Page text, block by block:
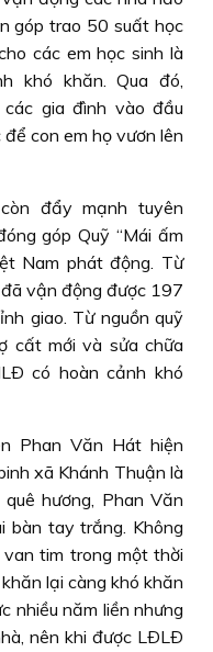
góp trao 50 suất học
các em học sinh là
khó khăn. Qua đó,
gia đình vào đầu
con em họ vươn lên
đẩy mạnh tuyên
góp Quỹ “Mái ấm
Nam phát động. Từ
vận động được 197
giao. Từ nguồn quỹ
cất mới và sửa chữa
có hoàn cảnh khó
Phan Văn Hát hiện
xã Khánh Thuận là
hương, Phan Văn
bàn tay trắng. Không
tim trong một thời
lại càng khó khăn
nhiều năm liền nhưng
nên khi được LÐLÐ